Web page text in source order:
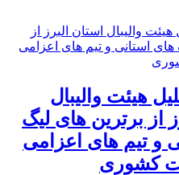
هیئت والیبال
از برترین های لیگ
و تیم های اعزامی
کشوری